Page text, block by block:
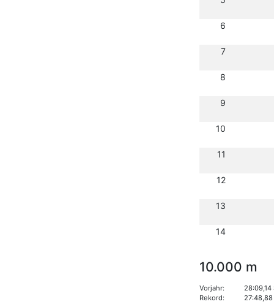
6
7
8
9
10
11
12
13
14
10.000 m
Vorjahr:
Rekord: